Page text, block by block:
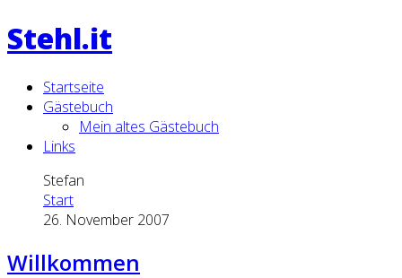
Stehl.it
Startseite
Gästebuch
Mein altes Gästebuch
Links
Stefan
Start
26. November 2007
Willkommen